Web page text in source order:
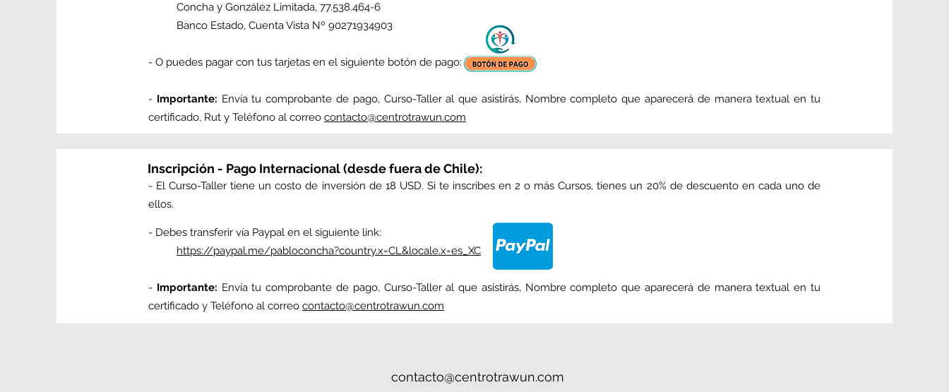
Concha y González Limitada, 77.538.464-6
Banco Estado, Cuenta Vista Nº 90271934903
- O puedes pagar con tus tarjetas en el siguiente botón de pago:
- Importante: Envía tu comprobante de pago, Curso-Taller al que asistirás, Nombre completo que aparecerá de manera textual en tu
certificado, Rut y Teléfono al correo contacto@centrotrawun.com
Inscripción - Pago Internacional (desde fuera de Chile):
- El Curso-Taller tiene un costo de inversión de 18 USD. Si te inscribes en 2 o más Cursos, tienes un 20% de descuento en cada uno de
ellos.
- Debes transferir vía Paypal en el siguiente link:
https://paypal.me/pabloconcha?country.x=CL&locale.x=es_XC
- Importante: Envía tu comprobante de pago, Curso-Taller al que asistirás, Nombre completo que aparecerá de manera textual en tu
certificado y Teléfono al correo contacto@centrotrawun.com
contacto@centrotrawun.com